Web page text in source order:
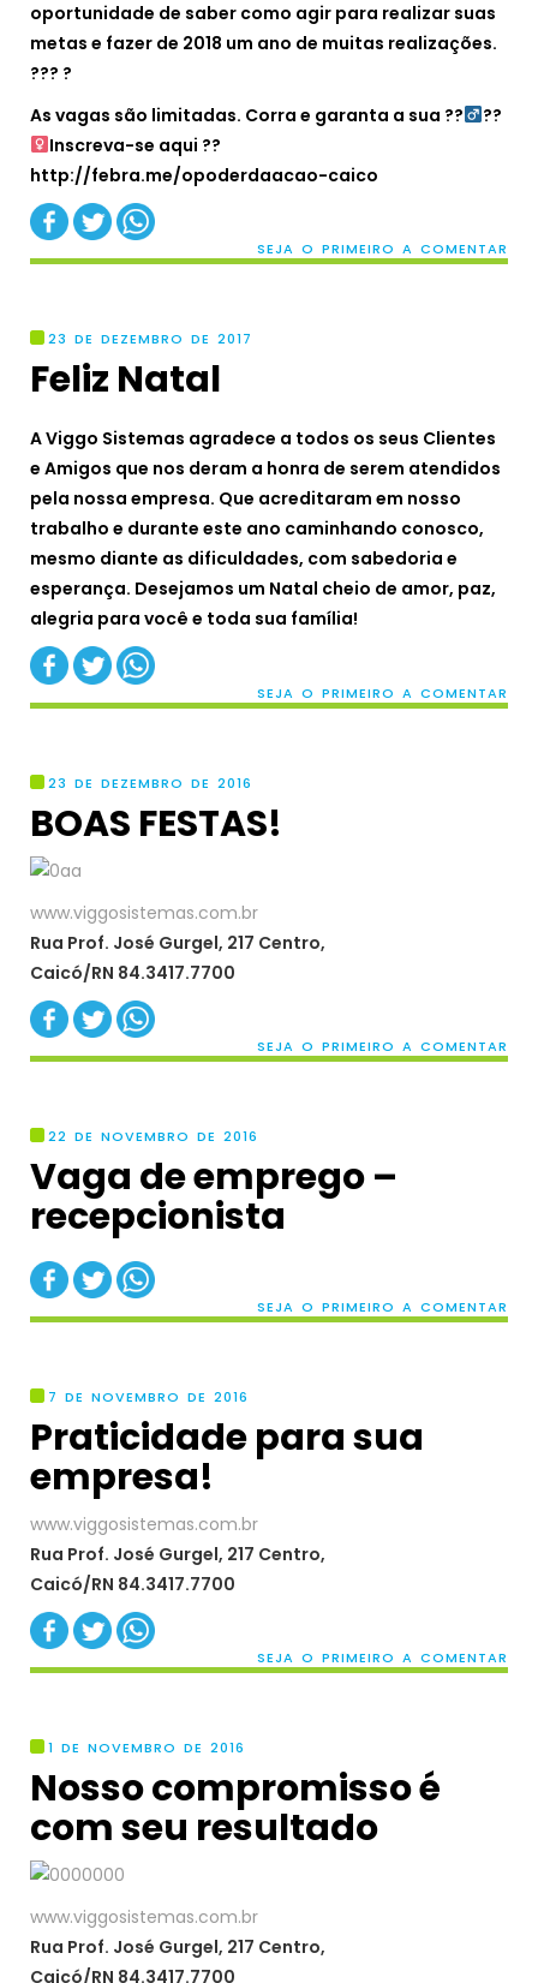
oportunidade de saber como agir para realizar suas
metas e fazer de 2018 um ano de muitas realizações.
??? ?
As vagas são limitadas. Corra e garanta a sua ??‍
??‍
Inscreva-se aqui ??
http://febra.me/opoderdaacao-caico
SEJA O PRIMEIRO A COMENTAR
23 DE DEZEMBRO DE 2017
Feliz Natal
A Viggo Sistemas agradece a todos os seus Clientes
e Amigos que nos deram a honra de serem atendidos
pela nossa empresa. Que acreditaram em nosso
trabalho e durante este ano caminhando conosco,
mesmo diante as dificuldades, com sabedoria e
esperança. Desejamos um Natal cheio de amor, paz,
alegria para você e toda sua família!
SEJA O PRIMEIRO A COMENTAR
23 DE DEZEMBRO DE 2016
BOAS FESTAS!
www.viggosistemas.com.br
Rua Prof. José Gurgel, 217 Centro,
Caicó/RN 84.3417.7700
SEJA O PRIMEIRO A COMENTAR
22 DE NOVEMBRO DE 2016
Vaga de emprego –
recepcionista
SEJA O PRIMEIRO A COMENTAR
7 DE NOVEMBRO DE 2016
Praticidade para sua
empresa!
www.viggosistemas.com.br
Rua Prof. José Gurgel, 217 Centro,
Caicó/RN 84.3417.7700
SEJA O PRIMEIRO A COMENTAR
1 DE NOVEMBRO DE 2016
Nosso compromisso é
com seu resultado
www.viggosistemas.com.br
Rua Prof. José Gurgel, 217 Centro,
Caicó/RN 84.3417.7700